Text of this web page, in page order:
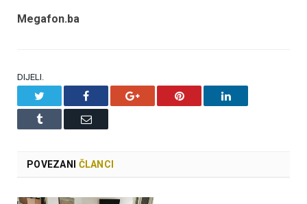
Megafon.ba
DIJELI.
Facebook Google+ Pinterest LinkedIn
Tumblr Email
POVEZANI ČLANCI